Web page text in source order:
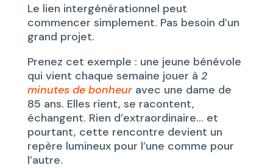
Le lien intergénérationnel peut
commencer simplement. Pas besoin d’un
grand projet.
Prenez cet exemple : une jeune bénévole
qui vient chaque semaine jouer à 2
minutes de bonheuravec une dame de
85 ans. Elles rient, se racontent,
échangent. Rien d’extraordinaire… et
pourtant, cette rencontre devient un
repère lumineux pour l’une comme pour
l’autre.